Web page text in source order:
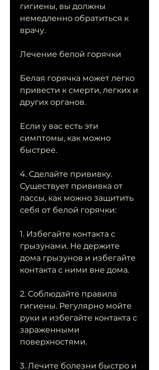
гигиены, вы должны
немедленно обратиться к
врачу.
Лечение белой горячки
Белая горячка может легко
привести к смерти, легких и
других органов.
Если у вас есть эти
симптомы, как можно
быстрее.
4. Сделайте прививку.
Существует прививка от
лассы, как можно защитить
себя от белой горячки:
1. Избегайте контакта с
грызунами. Не держите
дома грызунов и избегайте
контакта с ними вне дома.
2. Соблюдайте правила
гигиены. Регулярно мойте
руки и избегайте контакта с
зараженными
поверхностями.
3. Лечите болезни быстро и